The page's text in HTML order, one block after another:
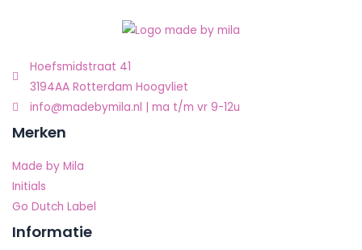
Hoefsmidstraat 41
3194AA Rotterdam Hoogvliet
info@madebymila.nl | ma t/m vr 9-12u
Merken
Made by Mila
Initials
Go Dutch Label
Informatie